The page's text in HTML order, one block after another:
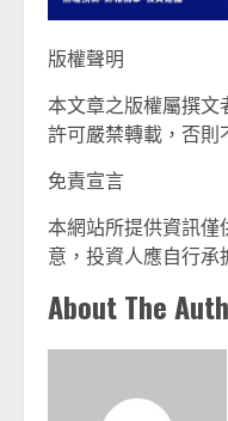
版權聲明
本文章之版權屬撰
許可嚴禁轉載，否則
免責宣言
本網站所提供資訊僅
意，投資人應自行承
About The